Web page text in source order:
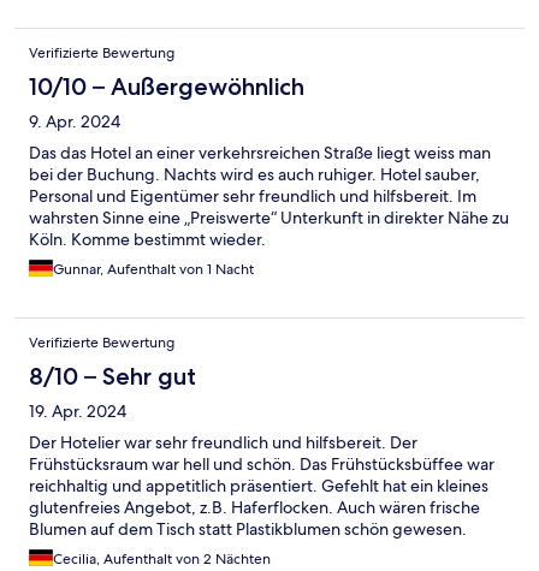
Verifizierte Bewertung
10/10 – Außergewöhnlich
9. Apr. 2024
Das das Hotel an einer verkehrsreichen Straße liegt weiss man
bei der Buchung. Nachts wird es auch ruhiger. Hotel sauber,
Personal und Eigentümer sehr freundlich und hilfsbereit. Im
wahrsten Sinne eine „Preiswerte“ Unterkunft in direkter Nähe zu
Köln. Komme bestimmt wieder.
Gunnar, Aufenthalt von 1 Nacht
Verifizierte Bewertung
8/10 – Sehr gut
19. Apr. 2024
Der Hotelier war sehr freundlich und hilfsbereit. Der
Frühstücksraum war hell und schön. Das Frühstücksbüffee war
reichhaltig und appetitlich präsentiert. Gefehlt hat ein kleines
glutenfreies Angebot, z.B. Haferflocken. Auch wären frische
Blumen auf dem Tisch statt Plastikblumen schön gewesen.
Zimmer und Bad waren sehr klein und zweckmässig.
Cecilia, Aufenthalt von 2 Nächten